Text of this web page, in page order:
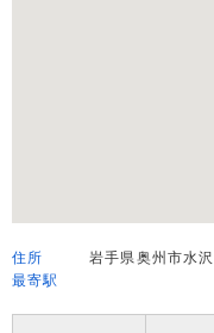
住所
岩手県奥州市水
最寄駅